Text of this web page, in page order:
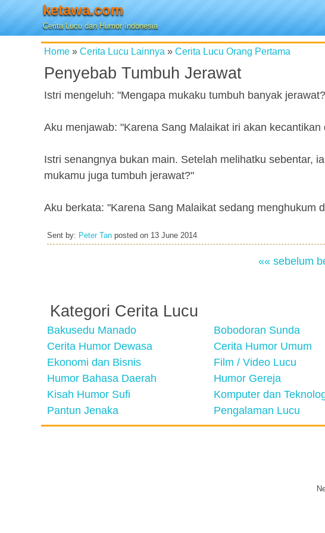
ketawa.com
Cerita Lucu dan Humor Indonesia
Home » Cerita Lucu Lainnya » Cerita Lucu Orang Pertama
Penyebab Tumbuh Jerawat
Istri mengeluh: "Mengapa mukaku tumbuh banyak
Aku menjawab: "Karena Sang Malaikat iri akan kecantikan
Istri senangnya bukan main. Setelah melihatku sebentar,
mukamu juga tumbuh jerawat?"
Aku berkata: "Karena Sang Malaikat sedang menghukum
Sent by: Peter Tan posted on 13 June 2014
«« sebelum
Kategori Cerita Lucu
Bakusedu Manado Bobodoran Sunda
Cerita Humor Dewasa
Cerita Humor Umum
Ekonomi dan Bisnis
Film / Video Lucu
Humor Bahasa Daerah
Humor Gereja
Kisah Humor Sufi
Komputer dan
Pantun Jenaka
Pengalaman Lucu